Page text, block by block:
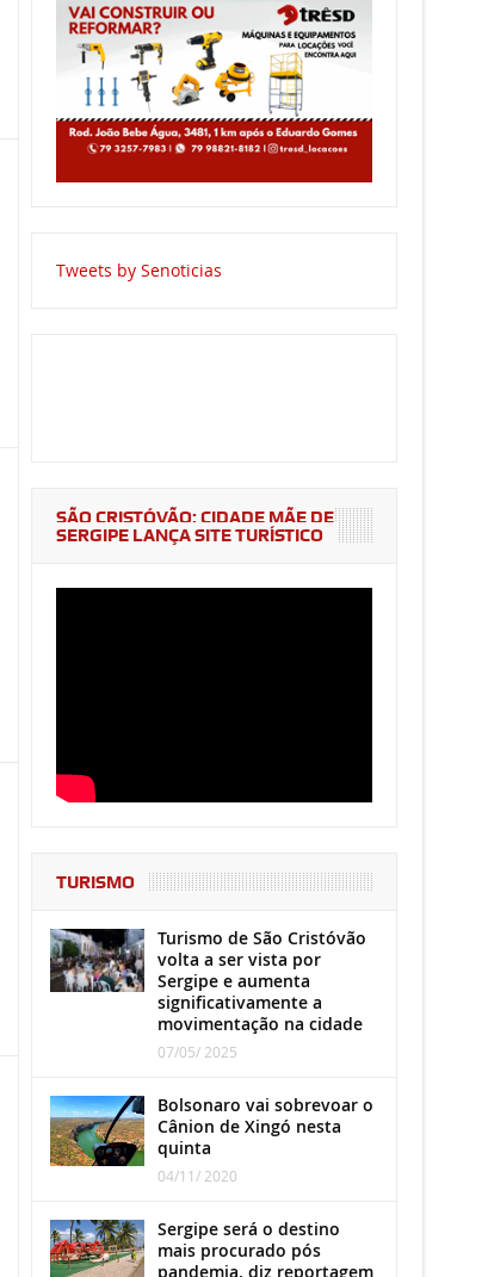
Tweets by Senoticias
SÃO CRISTÓVÃO: CIDADE MÃE DE
SERGIPE LANÇA SITE TURÍSTICO
TURISMO
Turismo de São Cristóvão
volta a ser vista por
Sergipe e aumenta
significativamente a
movimentação na cidade
07/05/ 2025
Bolsonaro vai sobrevoar o
Cânion de Xingó nesta
quinta
04/11/ 2020
Sergipe será o destino
mais procurado pós
pandemia, diz reportagem